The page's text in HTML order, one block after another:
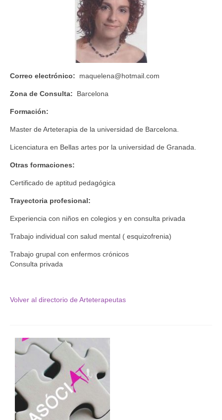
Directorio de Arteterapeutas
Arteterapeutas Didactas
Directorio de supervisoras
FEAPA Certificadas
Grupos de Trabajo
Grupo de Formación continuada
Grupo Educación
Grupo Investigación
Grupo Revista
Grupos Territoriales
Jornadas de Investigación
Contacto
Correo electrónico: maquelena@hotmail.com
Zona de Consulta: Barcelona
Formación:
Master de Arteterapia de la universidad de Barcelona.
Licenciatura en Bellas artes por la universidad de Granada.
Otras formaciones:
Certificado de aptitud pedagógica
Trayectoria profesional:
Experiencia con niños en colegios y en consulta privada
Trabajo individual con salud mental ( esquizofrenia)
Trabajo grupal con enfermos crónicos
Consulta privada
Volver al directorio de Arteterapeutas